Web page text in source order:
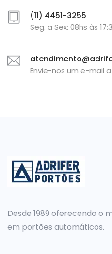
(11) 4451-3255
Seg. a Sex: 08hs às
Envie-nos um e-mail
Desde 1989 oferecendo o
em portões automáticos.